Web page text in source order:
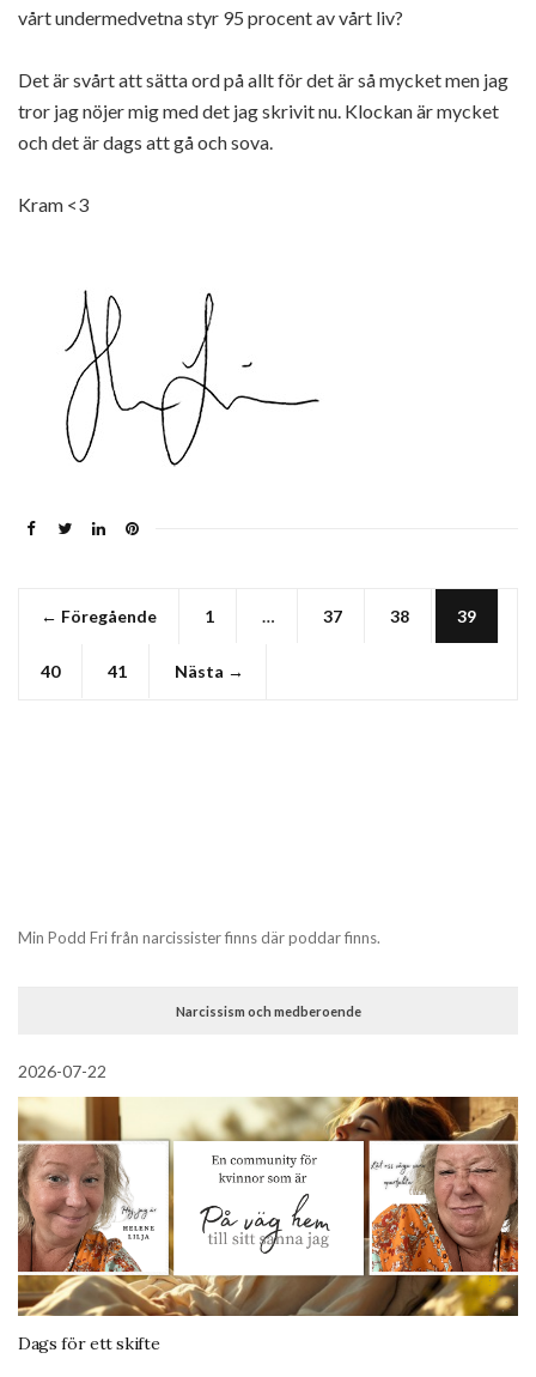
vårt undermedvetna styr 95 procent av vårt liv?
Det är svårt att sätta ord på allt för det är så mycket men jag
tror jag nöjer mig med det jag skrivit nu. Klockan är mycket
och det är dags att gå och sova.
Kram <3
← Föregående 1 … 37 38 39
40 41 Nästa →
Min Podd Fri från narcissister finns där poddar finns.
Narcissism och medberoende
2026-07-22
Dags för ett skifte